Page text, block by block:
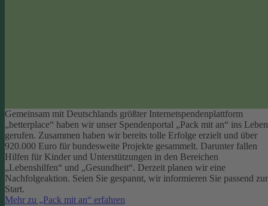
Gemeinsam mit Deutschlands größter Internetspendenplattform
„betterplace“ haben wir unser Spendenportal „Pack mit an“ ins Leben
gerufen. Zusammen haben wir bereits tolle Erfolge erzielt und über
920.000 Euro für bundesweite Projekte gesammelt. Darunter fallen
Hilfen für Kinder und Unterstützungen in den Bereichen
„Lebenshilfen“ und „Gesundheit“. Derzeit planen wir eine
Nachfolgeaktion. Seien Sie gespannt, wir informieren Sie passend
Start.
Mehr zu „Pack mit an“ erfahren